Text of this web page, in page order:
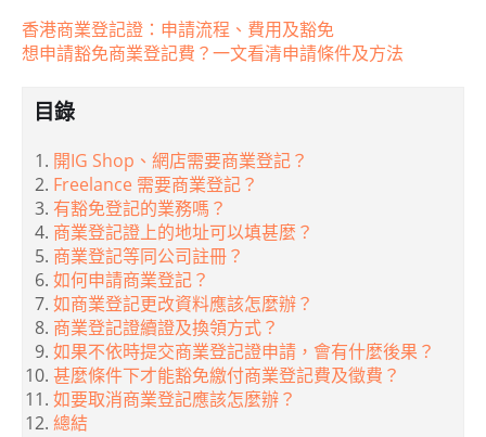
香港商業登記證：申請流程、費用及豁免
想申請豁免商業登記費？一文看清申請條件及方法
目錄
開IG Shop、網店需要商業登記？
Freelance 需要商業登記？
有豁免登記的業務嗎？
商業登記證上的地址可以填甚麼？
商業登記等同公司註冊？
如何申請商業登記？
如商業登記更改資料應該怎麼辦？
商業登記證續證及換領方式？
如果不依時提交商業登記證申請，會有什麼後果？
甚麼條件下才能豁免繳付商業登記費及徵費？
如要取消商業登記應該怎麼辦？
總結